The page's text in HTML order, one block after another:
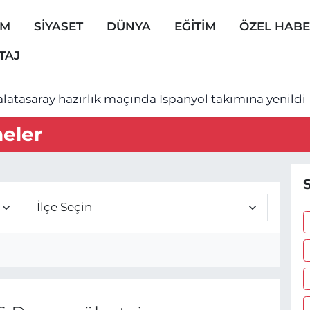
SİYASET DÜNYA EĞİTİM ÖZEL
hazırlık maçında İspanyol takımına yenildi